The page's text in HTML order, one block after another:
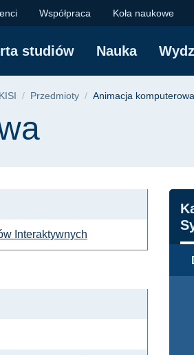
Współpraca Koła naukowe
studiów Nauka
Przedmioty Animacja komputerowa
Interaktywnych